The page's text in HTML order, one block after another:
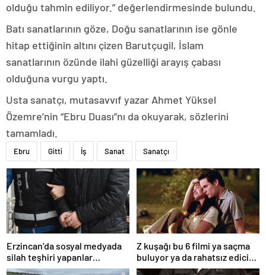
olduğu tahmin ediliyor.” değerlendirmesinde bulundu.
Batı sanatlarının göze, Doğu sanatlarının ise gönle
hitap ettiğinin altını çizen Barutçugil, İslam
sanatlarının özünde ilahi güzelliği arayış çabası
olduğuna vurgu yaptı.
Usta sanatçı, mutasavvıf yazar Ahmet Yüksel
Özemre’nin “Ebru Duası”nı da okuyarak, sözlerini
tamamladı.
Ebru Gitti İş Sanat Sanatçı
Erzincan’da sosyal medyada
silah teşhiri yapanlar
yakalandı
Z kuşağı bu 6 filmi ya saçma
buluyor ya da rahatsız edici
ve toksik!